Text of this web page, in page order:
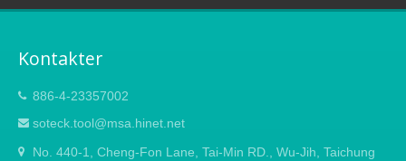
Kontakter
886-4-23357002
soteck.tool@msa.hinet.net
No. 440-1, Cheng-Fon Lane, Tai-Min RD., Wu-Jih, Taichung